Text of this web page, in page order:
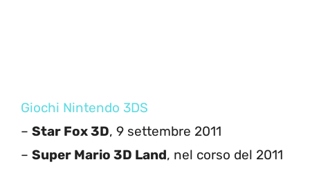
Giochi Nintendo 3DS
– Star Fox 3D, 9 settembre 2011
– Super Mario 3D Land, nel corso del 2011